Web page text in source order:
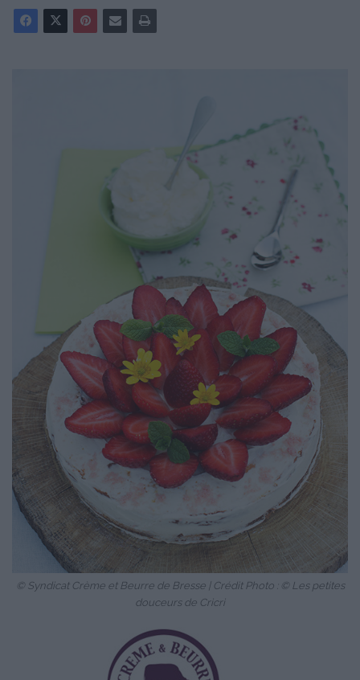
© Syndicat Crème et Beurre de Bresse | Crédit Photo : © Les petites
douceurs de Cricri